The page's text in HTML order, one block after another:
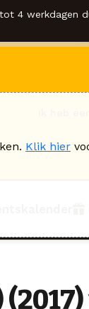
4 werkdagen
Klik hier